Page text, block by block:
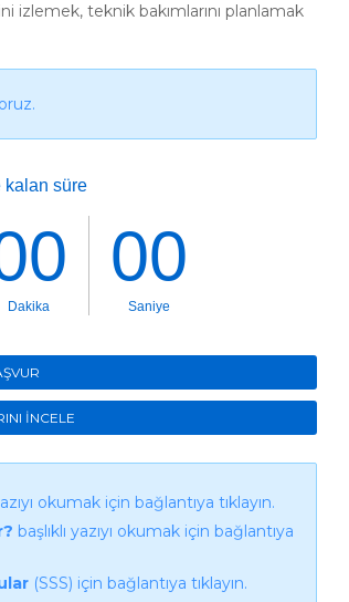
izlemek, teknik bakımlarını planlamak
İNCELE
okumak için bağlantıya tıklayın.
başlıklı yazıyı okumak için bağlantıya
(SSS) için bağlantıya tıklayın.